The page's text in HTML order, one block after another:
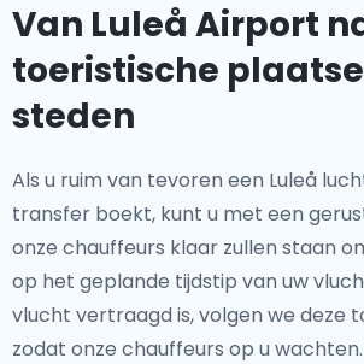
Van Luleå Airport
toeristische
steden
Als u ruim van tevoren een Luleå
transfer boekt, kunt u met een
onze chauffeurs klaar zullen staan
op het geplande tijdstip van uw
vlucht vertraagd is, volgen we deze
zodat onze chauffeurs op u